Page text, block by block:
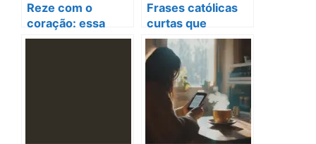
Reze com o
coração: essa
prática tem
Frases católicas
curtas que
transformam sua
vida espiritual
diariamente